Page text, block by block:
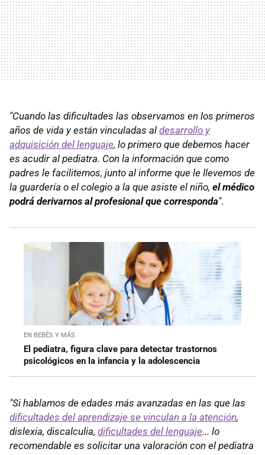
"Cuando las dificultades las observamos en los primeros
años de vida y están vinculadas al desarrollo y
adquisición del lenguaje, lo primero que debemos hacer
es acudir al pediatra. Con la información que como
padres le facilitemos, junto al informe que le llevemos de
la guardería o el colegio a la que asiste el niño, el médico
podrá derivarnos al profesional que corresponda".
EN BEBÉS Y MÁS
El pediatra, figura clave para detectar trastornos
psicológicos en la infancia y la adolescencia
"Si hablamos de edades más avanzadas en las que las
dificultades del aprendizaje se vinculan a la atención,
dislexia, discalculia, dificultades del lenguaje... lo
recomendable es solicitar una valoración con el pediatra